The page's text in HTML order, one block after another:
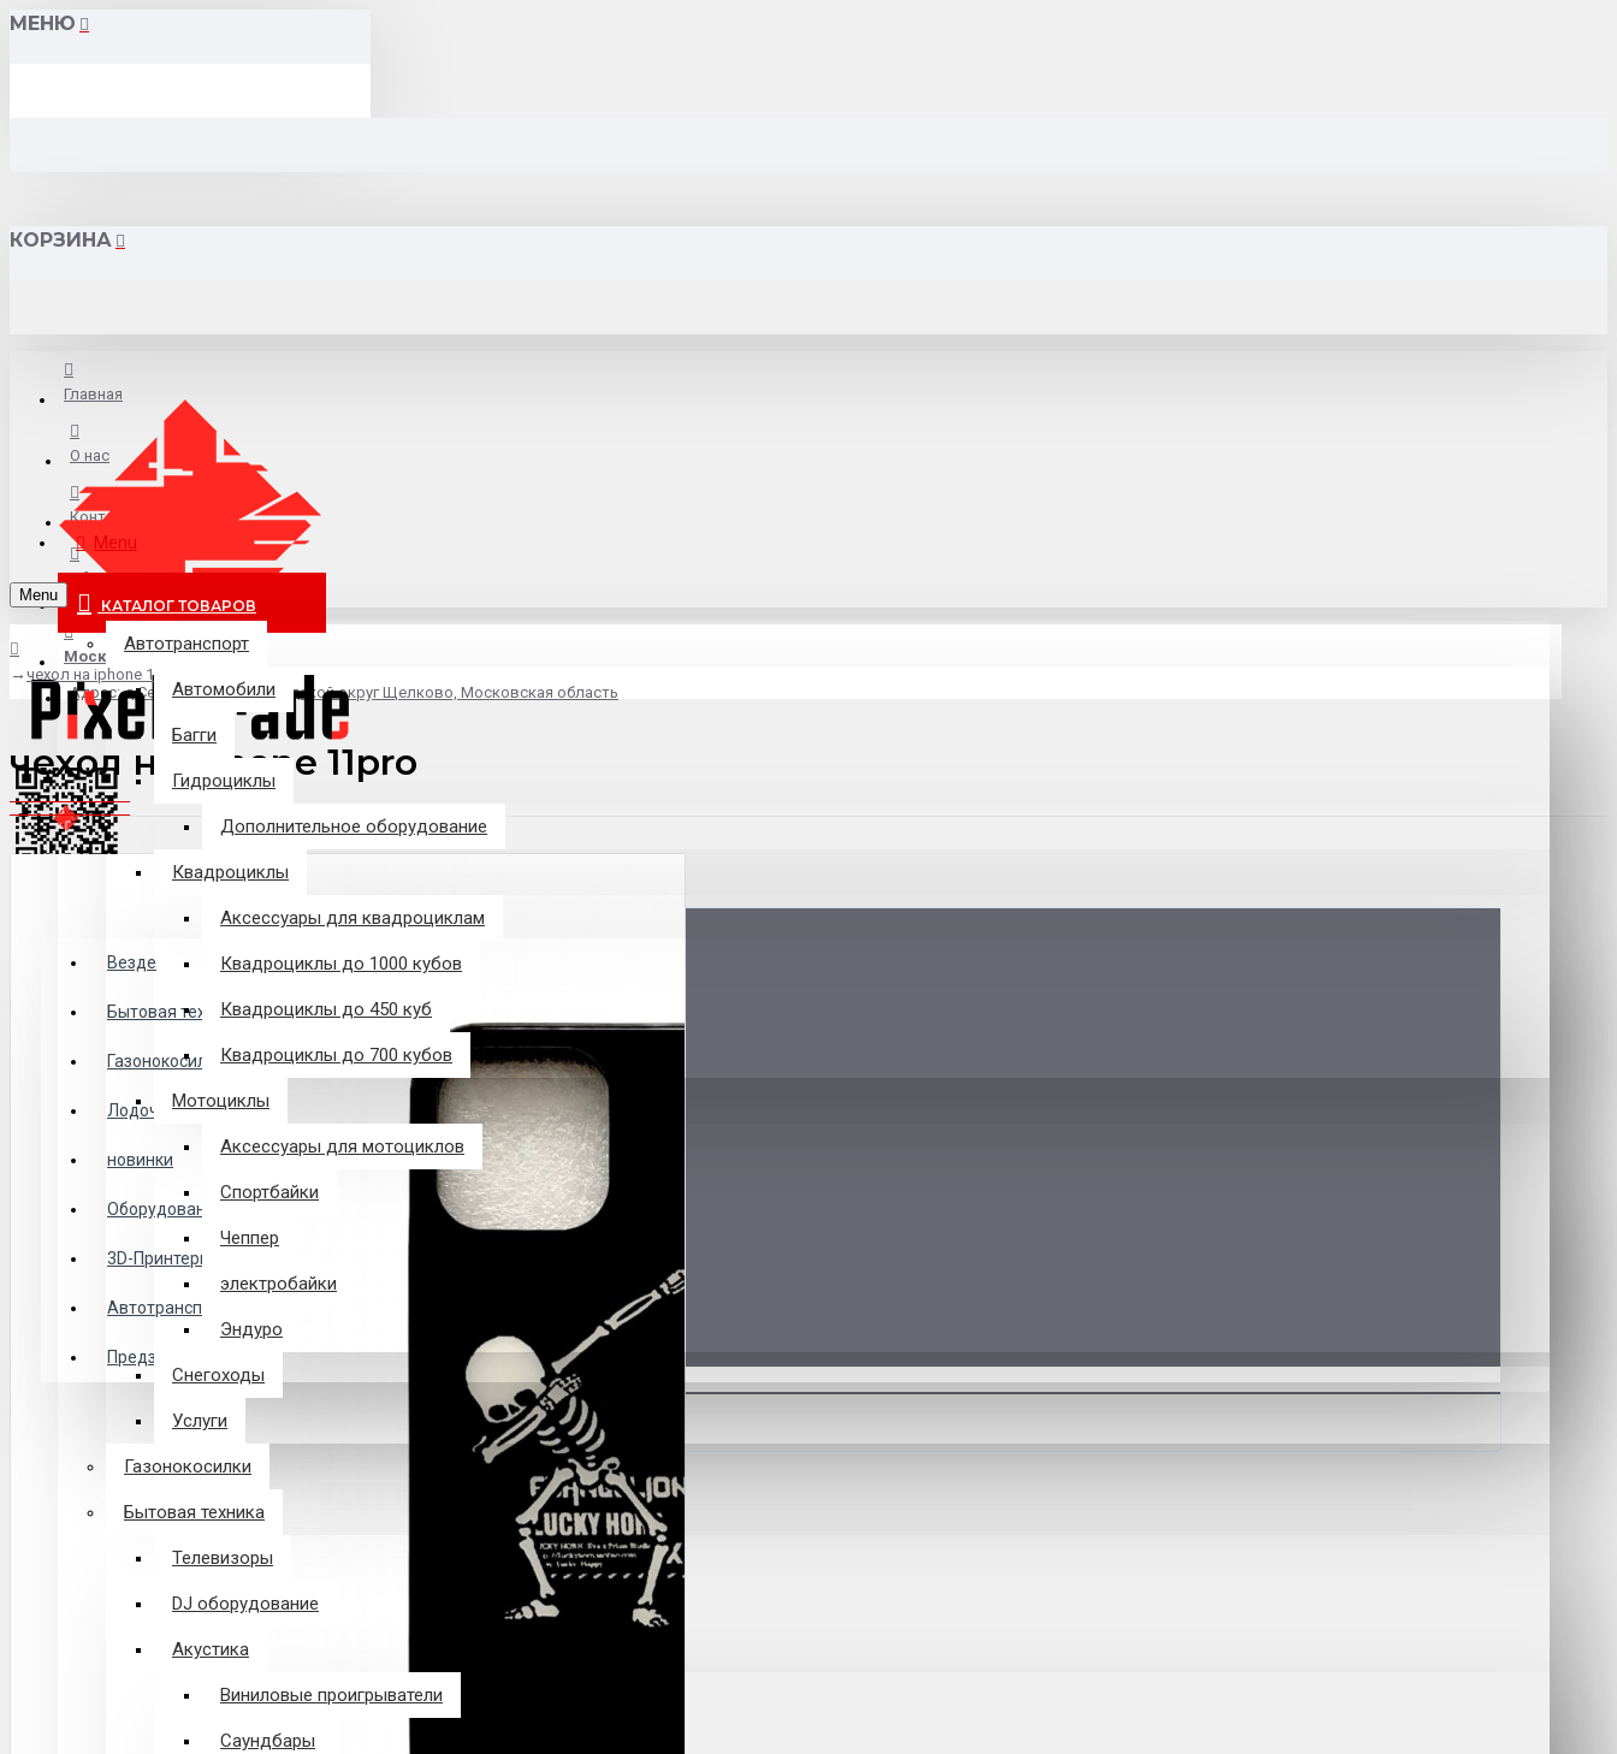
МЕНЮ
КОРЗИНА
Главная
О нас
Контакты
info@pixel-trade.ru
Москва
Адрес: д.Серково, вл1А, городской округ Щелково, Московская область
Везде
Бытовая техника
Газонокосилки
Лодочные Моторы
новинки
Оборудование
3D-Принтеры
Автотранспорт
Предзаказ из Китая
Филиалы
Закладки
0 товар(ов) - 0 р.
В корзине пусто!
Menu
КАТАЛОГ ТОВАРОВ
Автотранспорт
Автомобили
Багги
Гидроциклы
Дополнительное оборудование
Квадроциклы
Аксессуары для квадроциклам
Квадроциклы до 1000 кубов
Квадроциклы до 450 куб
Квадроциклы до 700 кубов
Мотоциклы
Аксессуары для мотоциклов
Спортбайки
Чеппер
электробайки
Эндуро
Снегоходы
Услуги
Газонокосилки
Бытовая техника
Телевизоры
DJ оборудование
Акустика
Виниловые проигрыватели
Саундбары
Menu
чехол на iphone 11pro
чехол на iphone 11pro